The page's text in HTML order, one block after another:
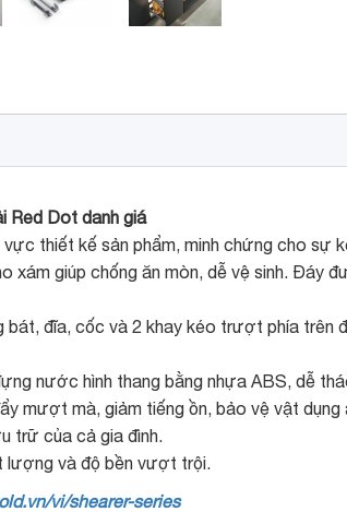
Red Dot danh giá
thiết kế sản phẩm, minh chứng cho sự
xám giúp chống ăn mòn, dễ vệ sinh. Đáy
đĩa, cốc và 2 khay kéo trượt phía trên
nước hình thang bằng nhựa ABS, dễ
mượt mà, giảm tiếng ồn, bảo vệ vật dụng
trữ của cả gia đình.
lượng và độ bền vượt trội.
vi/shearer-series